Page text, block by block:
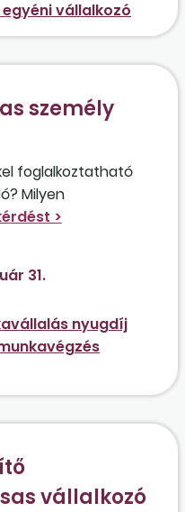
vállalkozó
személy
foglalkoztatható
Milyen
részére kifizetett
valamilyen
a
nak ebben
31.
nyugdíj
vállalkozó